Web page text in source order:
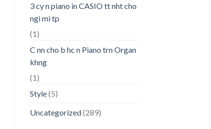
3 cy n piano in CASIO tt nht cho
ngi mi tp
(1)
C nn cho b hc n Piano trn Organ
khng
(1)
Style(5)
Uncategorized(289)